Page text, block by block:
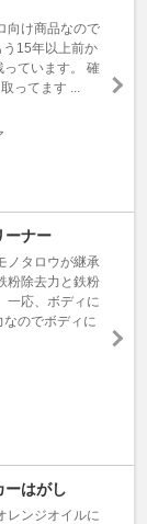
向け商品なので
15年以上前か
っています。 確
ってます ...
ーナー
ノタロウが継承
粉除去力と鉄粉
一応、ボディに
なのでボディに
ーはがし
レンジオイルに